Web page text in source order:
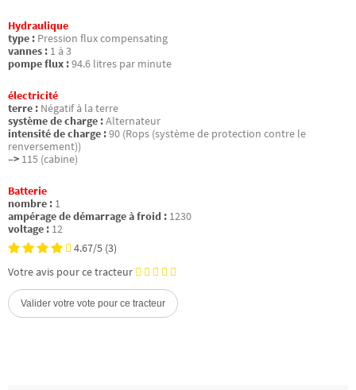
Hydraulique
type : Pression flux compensating
vannes : 1 à 3
pompe flux :94.6 litres par minute
électricité
terre : Négatif à la terre
système de charge :Alternateur
intensité de charge :90 (Rops (système de protection contre le
renversement))
–> 115 (cabine)
Batterie
nombre : 1
ampérage de démarrage à froid : 1230
voltage : 12
4.67/5 (3)
Votre avis pour ce tracteur